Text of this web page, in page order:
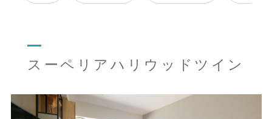
スーペリアハリウッドツイン